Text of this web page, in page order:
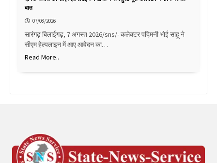
बात
07/08/2026
सारंगढ़ बिलाईगढ़, 7 अगस्त 2026/sns/- कलेक्टर पद्मिनी भोई साहू ने
सीएम हेल्पलाइन में आए आवेदन का…
Read More..